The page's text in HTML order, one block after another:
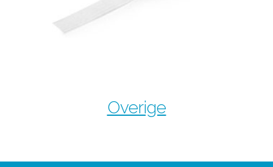
Overige